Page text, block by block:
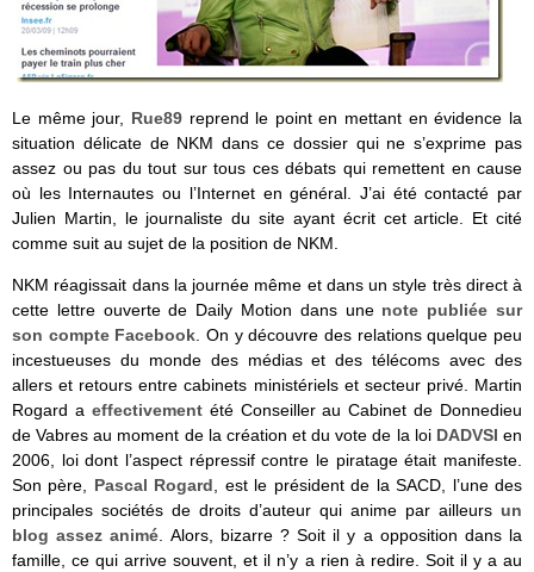
Le même jour, Rue89reprend le point en mettant en évidence la
situation délicate de NKM dans ce dossier qui ne s’exprime pas
assez ou pas du tout sur tous ces débats qui remettent en cause
où les Internautes ou l’Internet en général. J’ai été contacté par
Julien Martin, le journaliste du site ayant écrit cet article. Et cité
comme suit au sujet de la position de NKM.
NKM réagissait dans la journée même et dans un style très direct à
cette lettre ouverte de Daily Motion dans une note publiée sur
son compte Facebook. On y découvre des relations quelque peu
incestueuses du monde des médias et des télécoms avec des
allers et retours entre cabinets ministériels et secteur privé. Martin
Rogard a effectivementété Conseiller au Cabinet de Donnedieu
de Vabres au moment de la création et du vote de la loi DADVSI en
2006, loi dont l’aspect répressif contre le piratage était manifeste.
Son père, Pascal Rogard, est le président de la SACD, l’une des
principales sociétés de droits d’auteur qui anime par ailleurs un
blog assez animé. Alors, bizarre ? Soit il y a opposition dans la
famille, ce qui arrive souvent, et il n’y a rien à redire. Soit il y a au